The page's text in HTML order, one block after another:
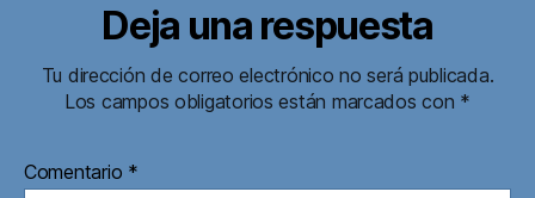
Deja una respuesta
Tu dirección de correo electrónico no será publicada.
Los campos obligatorios están marcados con *
Comentario *